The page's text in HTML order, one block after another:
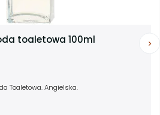
toaletowa 100ml
Toaletowa. Angielska.